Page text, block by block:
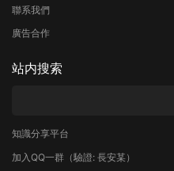
聯系我們
廣告合作
站内搜索
知識分享平台
加入QQ一群 （驗證: 長安某）